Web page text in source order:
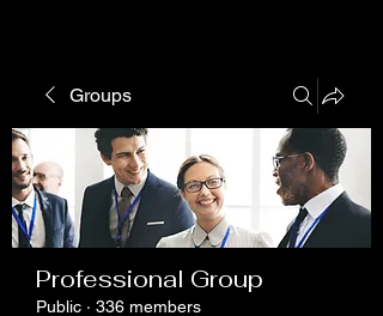
Groups
Professional Group
Public · 336 members